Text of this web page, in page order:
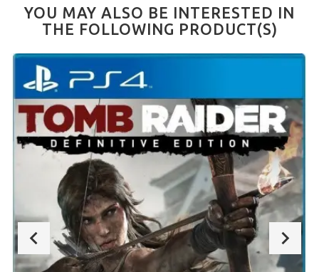
YOU MAY ALSO BE INTERESTED IN
THE FOLLOWING PRODUCT(S)